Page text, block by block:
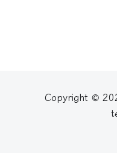
Copyright ©